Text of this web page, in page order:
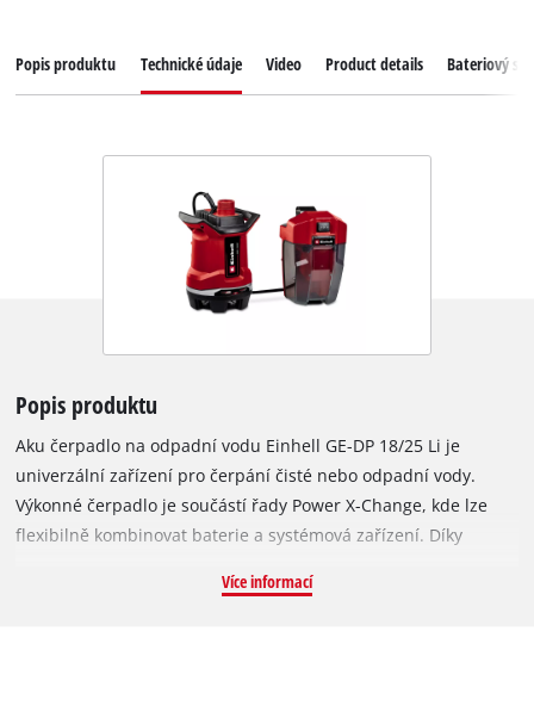
Popis produktu Technické údaje Video Product details Bateriový
Popis produktu
Aku čerpadlo na odpadní vodu Einhell GE-DP 18/25 Li je
univerzální zařízení pro čerpání čisté nebo odpadní vody.
Výkonné čerpadlo je součástí řady Power X-Change, kde lze
flexibilně kombinovat baterie a systémová zařízení. Díky
ohledu na připojení k elektrické síti. Baterie je chráněna proti
Více informací